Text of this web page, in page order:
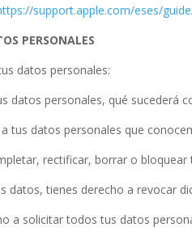
support.apple.com/eses/
PERSONALES
datos personales:
datos personales, qué sucederá
tus datos personales que
rectificar, borrar o
datos, tienes derecho a revocar
a solicitar todos tus datos